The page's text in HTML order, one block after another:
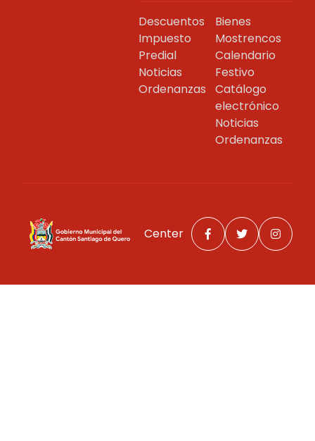
Descuentos
Impuesto
Predial
Noticias
Ordenanzas
Bienes
Mostrencos
Calendario
Festivo
Catálogo
electrónico
Noticias
Ordenanzas
Center